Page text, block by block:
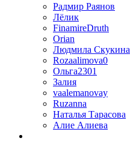
Радмир Раянов
Лёлик
FinamireDruth
Orian
Людмила Скукина
Rozaalimova0
Ольга2301
Залия
vaalemanovay
Ruzanna
Наталья Тарасова
Алие Алиева